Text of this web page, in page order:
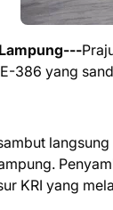
386 yang
KRI yang